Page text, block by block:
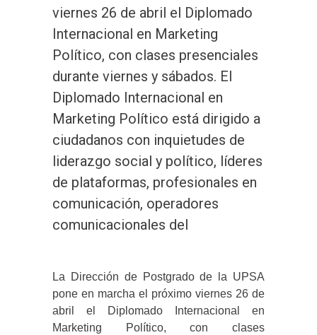
viernes 26 de abril el Diplomado
Internacional en Marketing
Político, con clases presenciales
durante viernes y sábados. El
Diplomado Internacional en
Marketing Político está dirigido a
ciudadanos con inquietudes de
liderazgo social y político, líderes
de plataformas, profesionales en
comunicación, operadores
comunicacionales del
La Dirección de Postgrado de la UPSA
pone en marcha el próximo viernes 26 de
abril el Diplomado Internacional en
Marketing Político, con clases